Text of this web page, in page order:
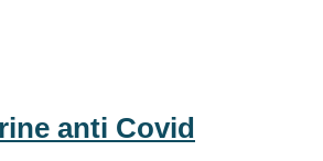
anti Covid